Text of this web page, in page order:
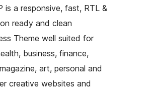
is a responsive, fast, RTL &
ready and clean
Theme well suited for
business, finance,
art, personal and
creative websites and